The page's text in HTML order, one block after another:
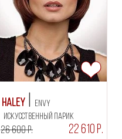
Haley
искусственный парик
Envy
26 600 Р. 22 610 Р.